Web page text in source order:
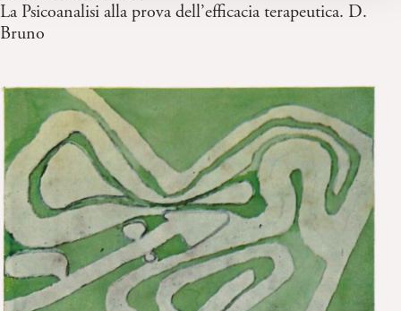
La Psicoanalisi alla prova dell’efficacia terapeutica. D.
Bruno